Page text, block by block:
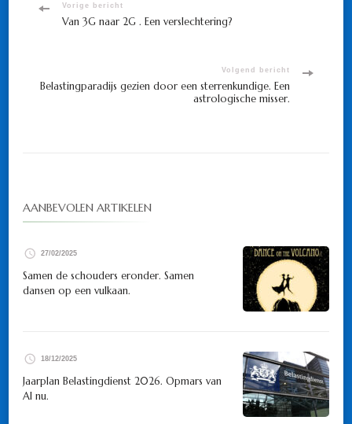
Bericht
Vorige bericht
Van 3G naar 2G . Een verslechtering?
Volgend bericht
Belastingparadijs gezien door een sterrenkundige. Een
astrologische misser.
AANBEVOLEN ARTIKELEN
27/02/2025
Samen de schouders eronder. Samen
dansen op een vulkaan.
18/12/2025
Jaarplan Belastingdienst 2026. Opmars van
AI nu.